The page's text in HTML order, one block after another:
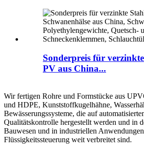
Sonderpreis für
PV aus China...
Wir fertigen Rohre und Formstücke aus
und HDPE, Kunststoffkugelhähne,
Bewässerungssysteme, die auf
Qualitätskontrolle hergestellt werden und in
Bauwesen und in industriellen
Flüssigkeitssteuerung weit verbreitet sind.